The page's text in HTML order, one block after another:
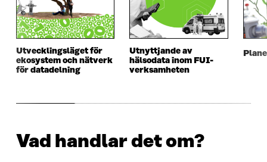
Utvecklingsläget för
ekosystem och nätverk
för datadelning
Utnyttjande av
hälsodata inom FUI-
verksamheten
Vad handlar det om?